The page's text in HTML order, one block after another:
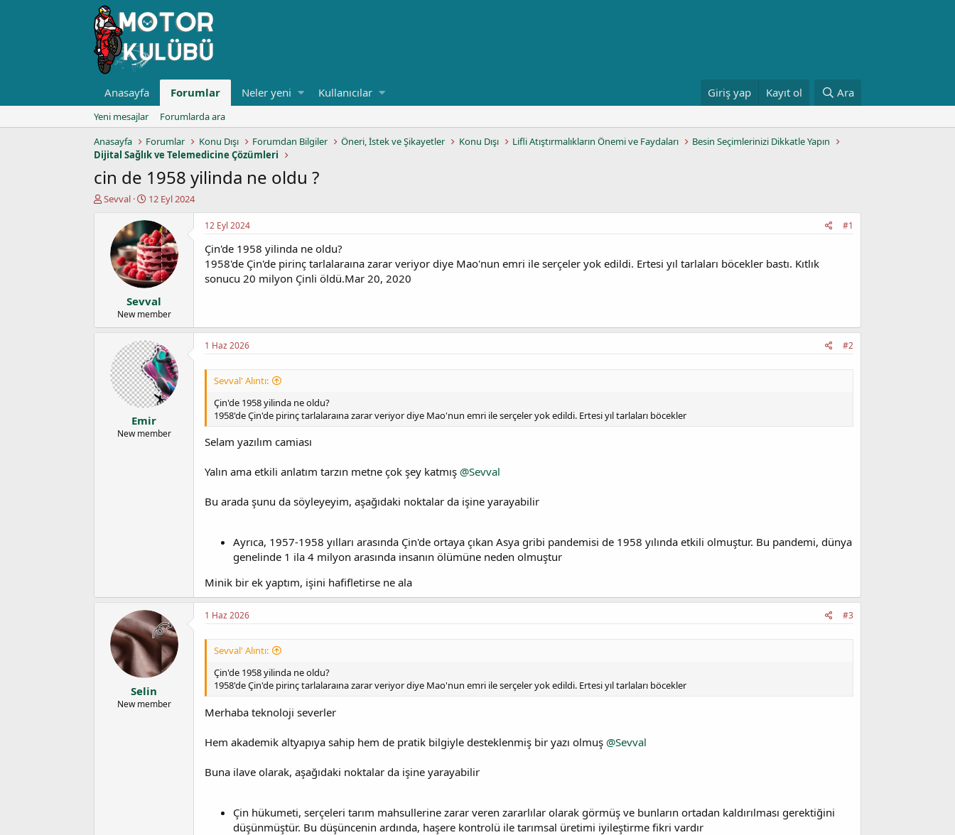
Anasayfa Forumlar Neler yeni Kullanıcılar Giriş yap Kayıt ol Ara
Yeni mesajlar
Forumlarda ara
Anasayfa
Forumlar Konu Dışı Forumdan Bilgiler Öneri, İstek ve Şikayetler Konu Dışı Lifli Atıştırmalıkların Önemi ve Faydaları
Besin Seçimlerinizi Dikkatle Yapın
Dijital Sağlık ve Telemedicine Çözümleri
cin de 1958 yilinda ne oldu ?
K
a
Sevval
B
ş
l
a
n
g
ı
ç
t
a
r
i
h
i
12 Eyl 2024
Sevval
New member
12 Eyl 2024 #1
Çin'de 1958 yilinda ne oldu?
1958'de Çin'de pirinç tarlalaraına zarar veriyor diye Mao'nun emri ile serçeler yok edildi. Ertesi yıl tarlaları böcekler bastı. Kıtlık
sonucu 20 milyon Çinli öldü.Mar 20, 2020
Emir
New member
1 Haz 2026 #2
Sevval' Alıntı:
Çin'de 1958 yilinda ne oldu?
1958'de Çin'de pirinç tarlalaraına zarar veriyor diye Mao'nun emri ile serçeler yok edildi. Ertesi yıl tarlaları böcekler
Selam yazılım camiası
Yalın ama etkili anlatım tarzın metne çok şey katmış @Sevval
Bu arada şunu da söyleyeyim, aşağıdaki noktalar da işine yarayabilir
Ayrıca, 1957-1958 yılları arasında Çin'de ortaya çıkan Asya gribi pandemisi de 1958 yılında etkili olmuştur. Bu pandemi, dünya
genelinde 1 ila 4 milyon arasında insanın ölümüne neden olmuştur
Minik bir ek yaptım, işini hafifletirse ne ala
Selin
New member
1 Haz 2026 #3
Sevval' Alıntı:
Çin'de 1958 yilinda ne oldu?
1958'de Çin'de pirinç tarlalaraına zarar veriyor diye Mao'nun emri ile serçeler yok edildi. Ertesi yıl tarlaları böcekler
Merhaba teknoloji severler
Hem akademik altyapıya sahip hem de pratik bilgiyle desteklenmiş bir yazı olmuş @Sevval
Buna ilave olarak, aşağıdaki noktalar da işine yarayabilir
Çin hükumeti, serçeleri tarım mahsullerine zarar veren zararlılar olarak görmüş ve bunların ortadan kaldırılması gerektiğini
düşünmüştür. Bu düşüncenin ardında, haşere kontrolü ile tarımsal üretimi iyileştirme fikri vardır